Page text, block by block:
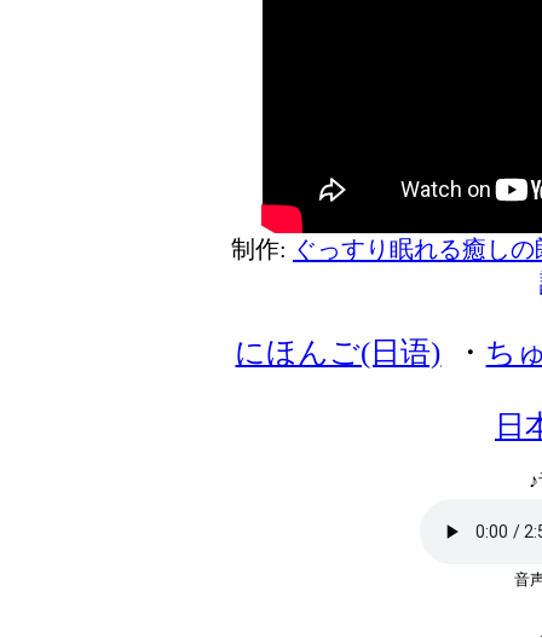
制作: ぐっすり眠れる癒し
にほんご(日语) ・ ち
日
音